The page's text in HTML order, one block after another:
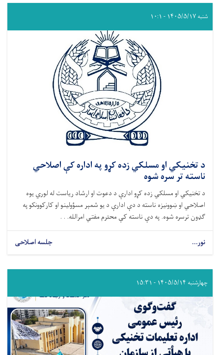
شنبه ۱۴۰۵/۵/۱۷ - ۱۰:۱
د تخنیکي او مسلکي زده کړو په اداره کې اصلاحي
ناسته تر سره شوه
د تخنیکي او مسلکي زده کړو ادارې د دعوت او ارشاد ریاست له لوري یوه
اصلاحي او ښوونیزه ناسته د دې ادارې د یو شمېر مسؤولینو او کارکوونکو په
ګډون ترسره شوه. په دې ناسته کې محترم مفتي امرالله. . .
نور... جلسه اصلاحی
چهارشنبه ۱۴۰۵/۵/۱۴ - ۱۵:۳۱